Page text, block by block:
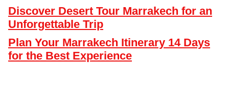
Discover Desert Tour Marrakech for an
Unforgettable Trip
Plan Your Marrakech Itinerary 14 Days
for the Best Experience